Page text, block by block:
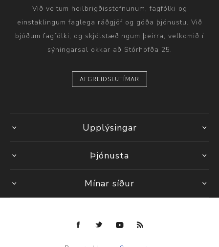
Við veitum heilbrigðisstofnunum, fagfólki og
einstaklingum faglega ráðgjöf og góða þjónustu. Við
bjóðum fagfólki, og skjólstæðingum þeirra, velkomið í
sýningarsal okkar að Stórhöfða 25.
AFGREIÐSLUTÍMAR
Upplýsingar
Þjónusta
Mínar síður